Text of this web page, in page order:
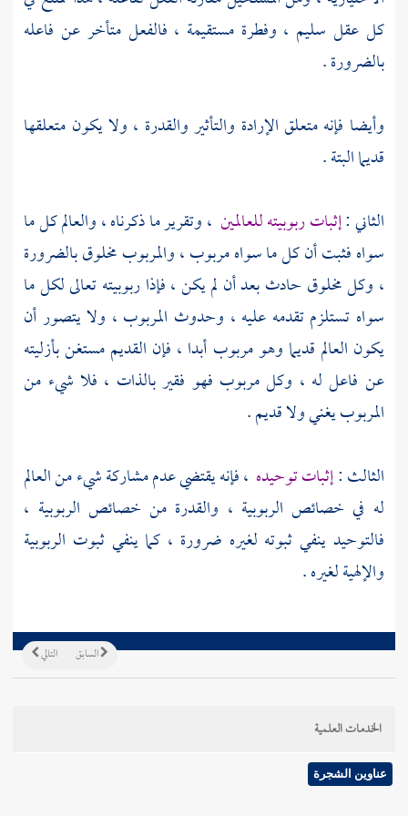
كل عقل سليم ، وفطرة مستقيمة ، فالفعل متأخر عن فاعله
بالضرورة .
وأيضا فإنه متعلق الإرادة والتأثير والقدرة ، ولا يكون متعلقها
قديما البتة .
الثاني :إثبات ربوبيته للعالمين ، وتقرير ما ذكرناه ، والعالم كل ما
سواه فثبت أن كل ما سواه مربوب ، والمربوب مخلوق بالضرورة
، وكل مخلوق حادث بعد أن لم يكن ، فإذا ربوبيته تعالى لكل ما
سواه تستلزم تقدمه عليه ، وحدوث المربوب ، ولا يتصور أن
يكون العالم قديما وهو مربوب أبدا ، فإن القديم مستغن بأزليته
عن فاعل له ، وكل مربوب فهو فقير بالذات ، فلا شيء من
المربوب يغني ولا قديم .
الثالث :إثبات توحيده ، فإنه يقتضي عدم مشاركة شيء من العالم
له في خصائص الربوبية ، والقدرة من خصائص الربوبية ،
فالتوحيد ينفي ثبوته لغيره ضرورة ، كما ينفي ثبوت الربوبية
والإلهية لغيره .
التالي السابق
الخدمات العلمية
عناوين الشجرة